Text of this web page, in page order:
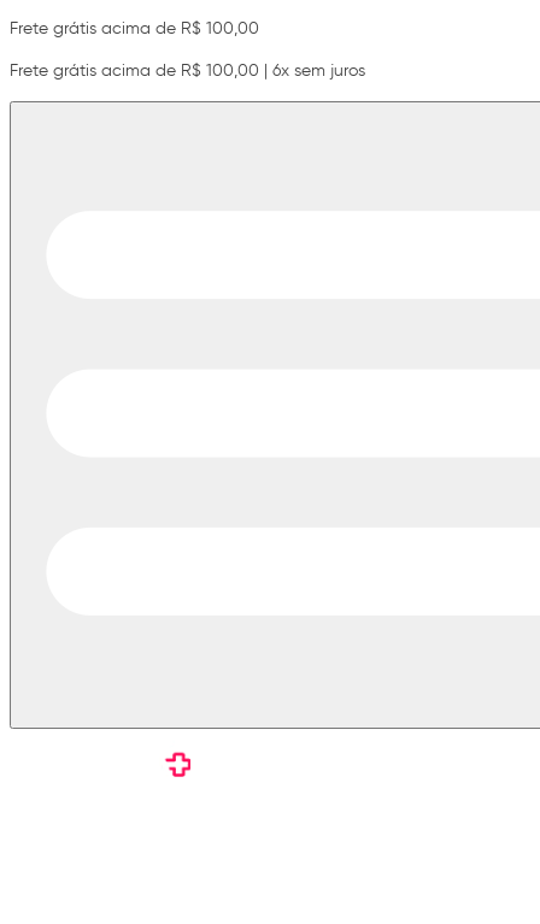
Frete grátis acima de R$ 100,00
Frete grátis acima de R$ 100,00 | 6x sem juros